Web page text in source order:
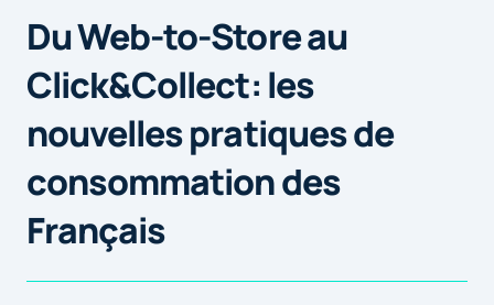
Du Web-to-Store au
Click&Collect: les
nouvelles pratiques de
consommation des
Français